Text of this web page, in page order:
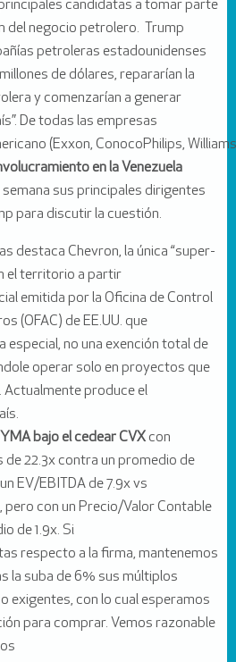
candidatas a tomar parte
del negocio petrolero. Trump
petroleras estadounidenses
de dólares, repararían la
y comenzarían a generar
De todas las empresas
(Exxon, ConocoPhilips,
en la Venezuela
sus principales dirigentes
para discutir la cuestión.
destaca Chevron, la única “super-
el territorio a partir
emitida por la Oficina de Control
(OFAC) de EE.UU. que
especial, no una exención total de
operar solo en proyectos que
Actualmente produce el
bajo el cedear CVX con
de 22.3x contra un promedio de
EV/EBITDA de 7.9x vs
pero con un Precio/Valor Contable
de 1.9x. Si
respecto a la firma, mantenemos
la suba de 6% sus múltiplos
exigentes, con lo cual esperamos
para comprar. Vemos razonable